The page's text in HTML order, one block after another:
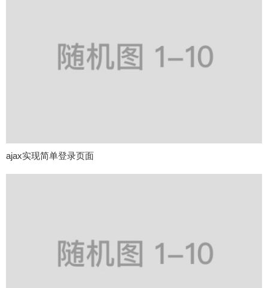
ajax实现简单登录页面